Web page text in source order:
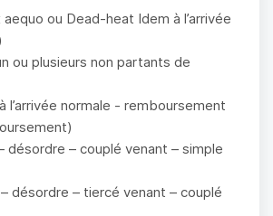
ou Dead-heat Idem à l’arrivée
ou plusieurs non partants de
l’arrivée normale - remboursement
désordre – couplé venant – simple
désordre – tiercé venant – couplé